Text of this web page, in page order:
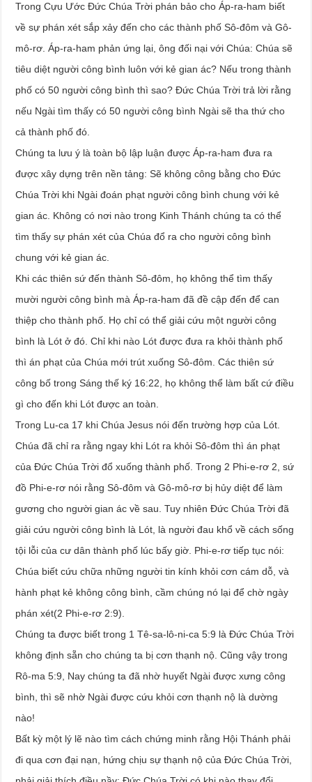
Trong Cựu Ước Đức Chúa Trời phán bảo cho Áp-ra-ham biết
về sự phán xét sắp xảy đến cho các thành phố Sô-đôm và Gô-
mô-rơ. Áp-ra-ham phản ứng lại, ông đối nại với Chúa: Chúa sẽ
tiêu diệt người công bình luôn với kẻ gian ác? Nếu trong thành
phố có 50 người công bình thì sao? Đức Chúa Trời trả lời rằng
nếu Ngài tìm thấy có 50 người công bình Ngài sẽ tha thứ cho
cả thành phố đó.
Chúng ta lưu ý là toàn bộ lập luận được Áp-ra-ham đưa ra
được xây dựng trên nền tảng: Sẽ không công bằng cho Đức
Chúa Trời khi Ngài đoán phạt người công bình chung với kẻ
gian ác. Không có nơi nào trong Kinh Thánh chúng ta có thể
tìm thấy sự phán xét của Chúa đổ ra cho người công bình
chung với kẻ gian ác.
Khi các thiên sứ đến thành Sô-đôm, họ không thể tìm thấy
mười người công bình mà Áp-ra-ham đã đề cập đến để can
thiệp cho thành phố. Họ chỉ có thể giải cứu một người công
bình là Lót ở đó. Chỉ khi nào Lót được đưa ra khỏi thành phố
thì án phạt của Chúa mới trút xuống Sô-đôm. Các thiên sứ
công bố trong Sáng thế ký 16:22, họ không thể làm bất cứ điều
gì cho đến khi Lót được an toàn.
Trong Lu-ca 17 khi Chúa Jesus nói đến trường hợp của Lót.
Chúa đã chỉ ra rằng ngay khi Lót ra khỏi Sô-đôm thì án phạt
của Đức Chúa Trời đổ xuống thành phố. Trong 2 Phi-e-rơ 2, sứ
đồ Phi-e-rơ nói rằng Sô-đôm và Gô-mô-rơ bị hủy diệt để làm
gương cho người gian ác về sau. Tuy nhiên Đức Chúa Trời đã
giải cứu người công bình là Lót, là người đau khổ về cách sống
tội lỗi của cư dân thành phố lúc bấy giờ. Phi-e-rơ tiếp tục nói:
Chúa biết cứu chữa những người tin kính khỏi cơn cám dỗ, và
hành phạt kẻ không công bình, cầm chúng nó lại để chờ ngày
phán xét(2 Phi-e-rơ 2:9).
Chúng ta được biết trong 1 Tê-sa-lô-ni-ca 5:9 là Đức Chúa Trời
không định sẵn cho chúng ta bị cơn thạnh nộ. Cũng vậy trong
Rô-ma 5:9, Nay chúng ta đã nhờ huyết Ngài được xưng công
bình, thì sẽ nhờ Ngài được cứu khỏi cơn thạnh nộ là dường
nào!
Bất kỳ một lý lẽ nào tìm cách chứng minh rằng Hội Thánh phải
đi qua cơn đại nạn, hứng chịu sự thạnh nộ của Đức Chúa Trời,